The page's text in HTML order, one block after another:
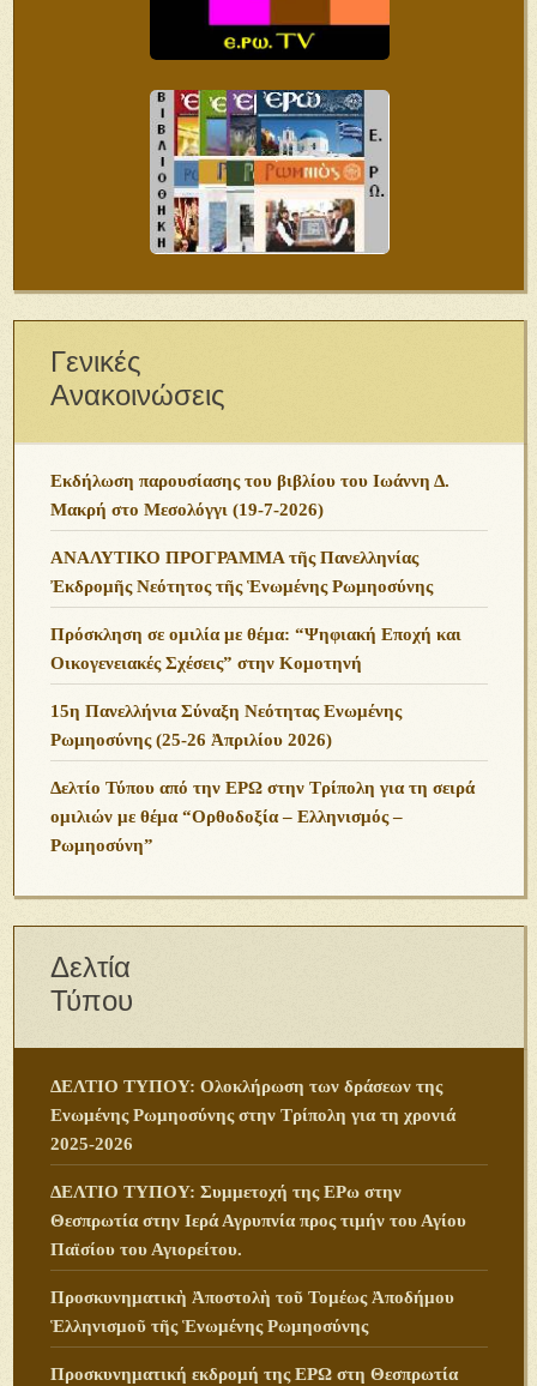
Γενικές
Ανακοινώσεις
Εκδήλωση παρουσίασης του βιβλίου του Ιωάννη Δ.
Μακρή στο Μεσολόγγι (19-7-2026)
ΑΝΑΛΥΤΙΚΟ ΠΡΟΓΡΑΜΜΑ τῆς Πανελληνίας
Ἐκδρομῆς Νεότητος τῆς Ἑνωμένης Ρωμηοσύνης
Πρόσκληση σε ομιλία με θέμα: “Ψηφιακή Εποχή και
Οικογενειακές Σχέσεις” στην Κομοτηνή
15η Πανελλήνια Σύναξη Νεότητας Ενωμένης
Ρωμηοσύνης (25-26 Ἀπριλίου 2026)
Δελτίο Τύπου από την ΕΡΩ στην Τρίπολη για τη σειρά
ομιλιών με θέμα “Ορθοδοξία – Ελληνισμός –
Ρωμηοσύνη”
Δελτία
Τύπου
ΔΕΛΤΙΟ ΤΥΠΟΥ: Ολοκλήρωση των δράσεων της
Ενωμένης Ρωμηοσύνης στην Τρίπολη για τη χρονιά
2025-2026
ΔΕΛΤΙΟ ΤΥΠΟΥ: Συμμετοχή της ΕΡω στην
Θεσπρωτία στην Ιερά Αγρυπνία προς τιμήν του Αγίου
Παϊσίου του Αγιορείτου.
Προσκυνηματικὴ Ἀποστολὴ τοῦ Τομέως Ἀποδήμου
Ἑλληνισμοῦ τῆς Ἑνωμένης Ρωμηοσύνης
Προσκυνηματική εκδρομή της ΕΡΩ στη Θεσπρωτία